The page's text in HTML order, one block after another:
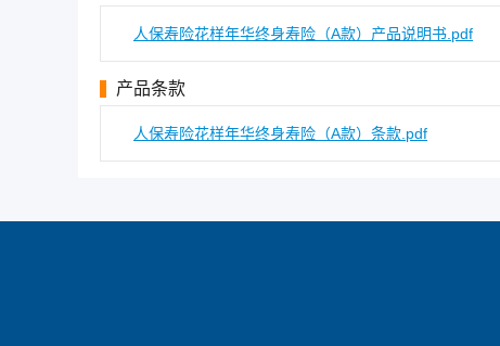
人保寿险花样年华终身寿险（A款）产品说明书.pdf
产品条款
人保寿险花样年华终身寿险（A款）条款.pdf